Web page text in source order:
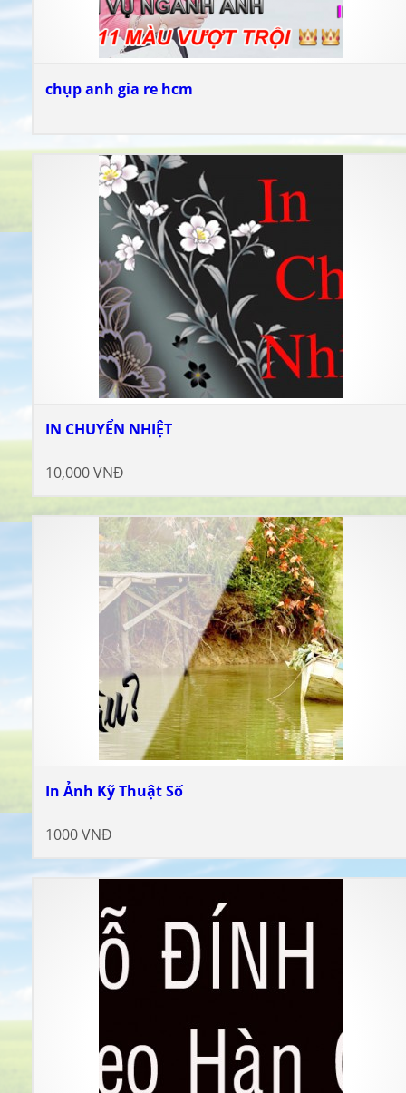
chụp anh gia re hcm
IN CHUYỂN NHIỆT
10,000 VNĐ
In Ảnh Kỹ Thuật Số
1000 VNĐ